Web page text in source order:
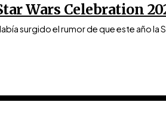
Wars Celebration
surgido el rumor de que este año la